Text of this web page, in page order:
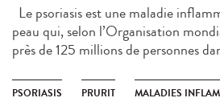
Le psoriasis est une maladie
peau qui, selon l’Organisation
près de 125 millions de personnes
PSORIASIS PRURIT MALADIES